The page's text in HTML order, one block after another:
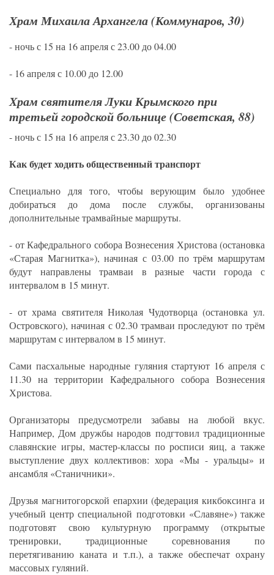
Храм Михаила Архангела (Коммунаров, 30)
- ночь с 15 на 16 апреля с 23.00 до 04.00
- 16 апреля с 10.00 до 12.00
Храм святителя Луки Крымского при
третьей городской больнице (Советская, 88)
- ночь с 15 на 16 апреля с 23.30 до 02.30
Как будет ходить общественный транспорт
Специально для того, чтобы верующим было удобнее
добираться до дома после службы, организованы
дополнительные трамвайные маршруты.
- от Кафедрального собора Вознесения Христова (остановка
«Старая Магнитка»), начиная с 03.00 по трём маршрутам
будут направлены трамваи в разные части города с
интервалом в 15 минут.
- от храма святителя Николая Чудотворца (остановка ул.
Островского), начиная с 02.30 трамваи проследуют по трём
маршрутам с интервалом в 15 минут.
Сами пасхальные народные гуляния стартуют 16 апреля с
11.30 на территории Кафедрального собора Вознесения
Христова.
Организаторы предусмотрели забавы на любой вкус.
Например, Дом дружбы народов подгтовил традиционные
славянские игры, мастер-классы по росписи яиц, а также
выступление двух коллективов: хора «Мы - уральцы» и
ансамбля «Станичники».
Друзья магнитогорской епархии (федерация кикбоксинга и
учебный центр специальной подготовки «Славяне») также
подготовят свою культурную программу (открытые
тренировки, традиционные соревнования по
перетягиванию каната и т.п.), а также обеспечат охрану
массовых гуляний.